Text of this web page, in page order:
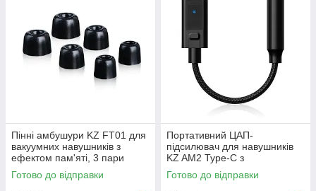
Пінні амбушури KZ FT01 для
вакуумних навушників з
ефектом пам'яті, 3 пари
(Чорний)
Готово до відправки
Портативний ЦАП-
підсилювач для навушників
KZ AM2 Type-C з
еквалайзером та Hi-Fi звуком
(Чорний)
Готово до відправки